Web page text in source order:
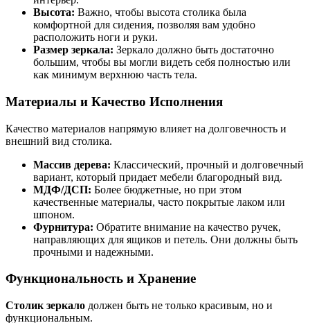
Высота: Важно, чтобы высота столика была
комфортной для сидения, позволяя вам удобно
расположить ноги и руки.
Размер зеркала: Зеркало должно быть достаточно
большим, чтобы вы могли видеть себя полностью или
как минимум верхнюю часть тела.
Материалы и Качество Исполнения
Качество материалов напрямую влияет на долговечность и
внешний вид столика.
Массив дерева: Классический, прочный и долговечный
вариант, который придает мебели благородный вид.
МДФ/ДСП: Более бюджетные, но при этом
качественные материалы, часто покрытые лаком или
шпоном.
Фурнитура: Обратите внимание на качество ручек,
направляющих для ящиков и петель. Они должны быть
прочными и надежными.
Функциональность и Хранение
Столик зеркало должен быть не только красивым, но и
функциональным.